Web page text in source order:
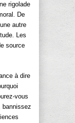
rigolade
De
autre
Les
source
à dire
vous
bannissez